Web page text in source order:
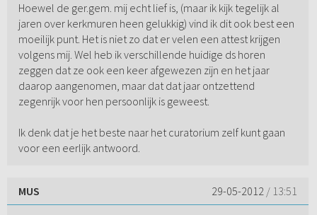
Hoewel de ger.gem. mij echt lief is, (maar ik kijk tegelijk al
jaren over kerkmuren heen gelukkig) vind ik dit ook best een
moeilijk punt. Het is niet zo dat er velen een attest krijgen
volgens mij. Wel heb ik verschillende huidige ds horen
zeggen dat ze ook een keer afgewezen zijn en het jaar
daarop aangenomen, maar dat dat jaar ontzettend
zegenrijk voor hen persoonlijk is geweest.
Ik denk dat je het beste naar het curatorium zelf kunt gaan
voor een eerlijk antwoord.
MUS 29-05-2012 / 13:51